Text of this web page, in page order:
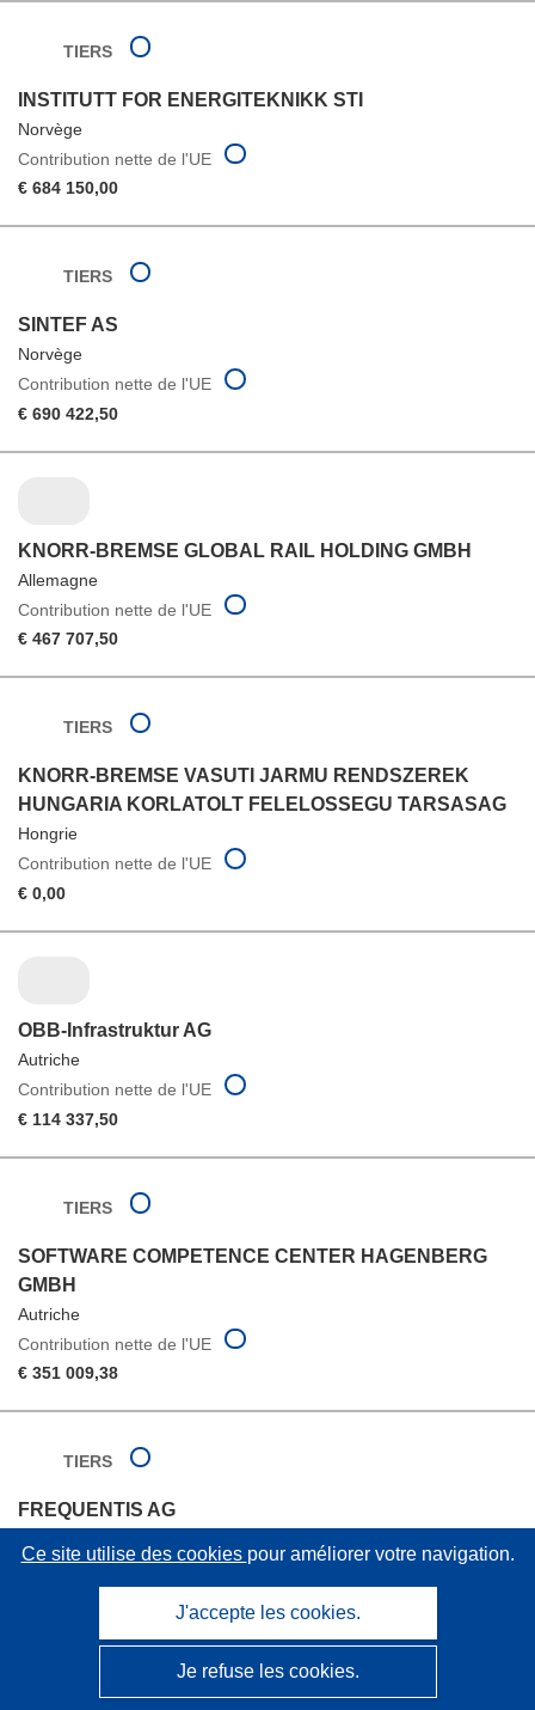
TIERS
INSTITUTT FOR ENERGITEKNIKK STI
Norvège
Contribution nette de l'UE
€ 684 150,00
TIERS
SINTEF AS
Norvège
Contribution nette de l'UE
€ 690 422,50
KNORR-BREMSE GLOBAL RAIL HOLDING GMBH
Allemagne
Contribution nette de l'UE
€ 467 707,50
TIERS
KNORR-BREMSE VASUTI JARMU RENDSZEREK
HUNGARIA KORLATOLT FELELOSSEGU TARSASAG
Hongrie
Contribution nette de l'UE
€ 0,00
OBB-Infrastruktur AG
Autriche
Contribution nette de l'UE
€ 114 337,50
TIERS
SOFTWARE COMPETENCE CENTER HAGENBERG
GMBH
Autriche
Contribution nette de l'UE
€ 351 009,38
TIERS
FREQUENTIS AG
Contribution nette de l'UE
Ce site utilise des cookies pour améliorer votre navigation.
J'accepte les cookies.
Je refuse les cookies.